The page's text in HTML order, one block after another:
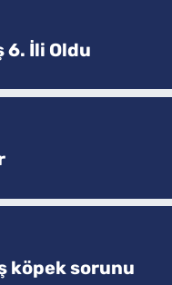
6. İli Oldu
köpek sorunu